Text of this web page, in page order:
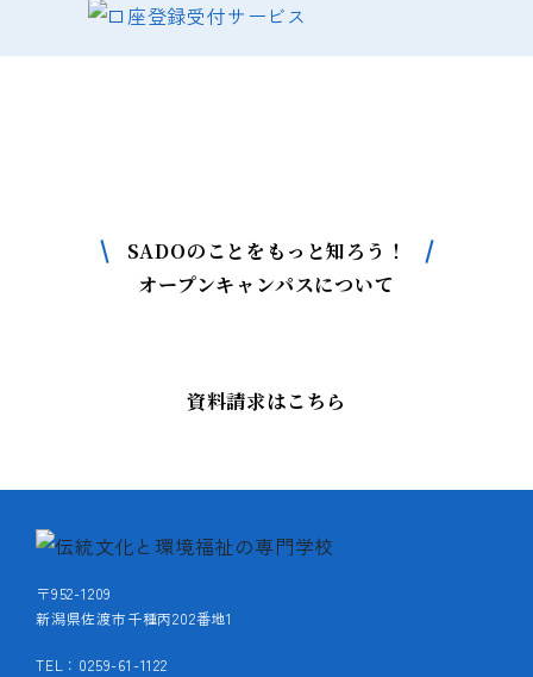
SADOのことをもっと知ろう！
オープンキャンパスについて
資料請求はこちら
〒952-1209
新潟県佐渡市千種丙202番地1
TEL：0259-61-1122